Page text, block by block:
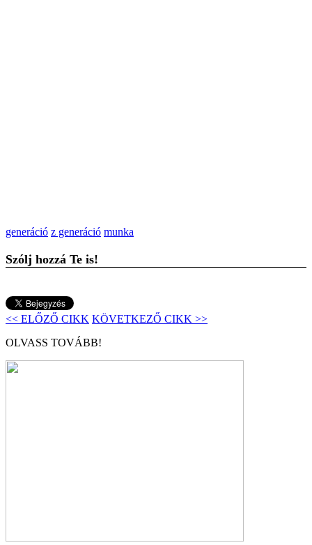
generáció z generáció munka
Szólj hozzá Te is!
<< ELŐZŐ CIKK KÖVETKEZŐ CIKK >>
OLVASS TOVÁBB!